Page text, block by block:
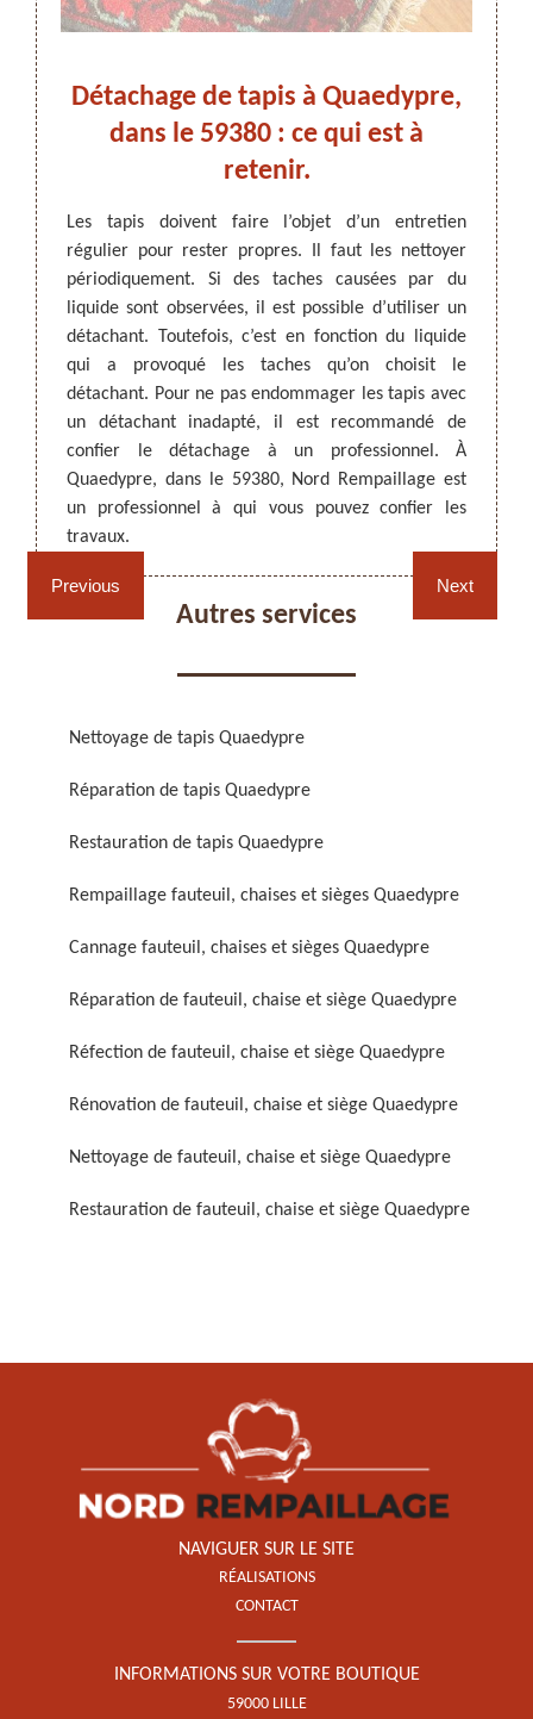
ARTISAN DEZITTER, REMPAILLAGE -
CANNAGE - RECOLLAGE, 59 NORD
Rempaillage fauteuil,
chaises et sièges 59
Cannage fauteuil, chaises
et sièges 59
Réparation de fauteuil,
Réfection de fauteuil,
chaise et siège 59
chaise et siège 59
Restauration de fauteuil,
chaise et siège 59
Previous
de
de
de
Nord
vous
Détachage de tapis à Quaedypre,
dans le 59380 : ce qui est à
retenir.
Les tapis doivent faire l’objet d’un entretien
régulier pour rester propres. Il faut les nettoyer
périodiquement. Si des taches causées par du
liquide sont observées, il est possible d’utiliser un
détachant. Toutefois, c’est en fonction du liquide
qui a provoqué les taches qu’on choisit le
détachant. Pour ne pas endommager les tapis avec
un détachant inadapté, il est recommandé de
confier le détachage à un professionnel. À
Quaedypre, dans le 59380, Nord Rempaillage est
un professionnel à qui vous pouvez confier les
travaux.
Le
faut
à
Next
Autres services
Nettoyage de tapis Quaedypre
Réparation de tapis Quaedypre
Restauration de tapis Quaedypre
Rempaillage fauteuil, chaises et sièges Quaedypre
Cannage fauteuil, chaises et sièges Quaedypre
Réparation de fauteuil, chaise et siège Quaedypre
Réfection de fauteuil, chaise et siège Quaedypre
Rénovation de fauteuil, chaise et siège Quaedypre
Nettoyage de fauteuil, chaise et siège Quaedypre
Restauration de fauteuil, chaise et siège Quaedypre
NAVIGUER SUR LE SITE
RÉALISATIONS
CONTACT
INFORMATIONS SUR VOTRE BOUTIQUE
59000 LILLE